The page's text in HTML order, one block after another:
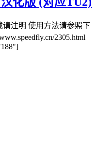
注明 使用方法请参照下
2305.html